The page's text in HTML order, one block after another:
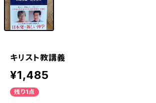
キリスト教講義
¥1,485
残り1点